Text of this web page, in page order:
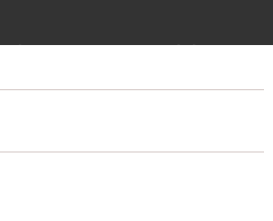
gobiernos,
humanidad desde el